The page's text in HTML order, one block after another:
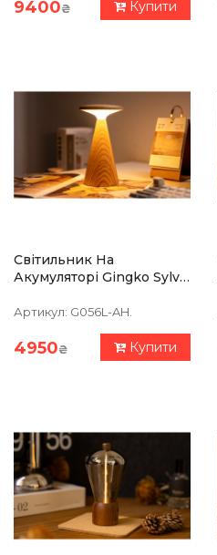
9400₴ Купити
Світильник На
Акумуляторі Gingko Sylva,
Артикул: G056L-AH.
4950₴ Купити